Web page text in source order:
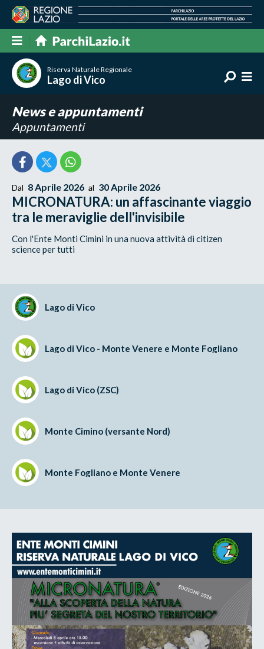
Riserva Naturale Regionale
Lago di Vico
News e appuntamenti
Appuntamenti
Dal 8 Aprile 2026 al 30 Aprile 2026
MICRONATURA: un affascinante viaggio
tra le meraviglie dell'invisibile
Con l'Ente Monti Cimini in una nuova attività di citizen
science per tutti
Lago di Vico
Lago di Vico - Monte Venere e Monte Fogliano
Lago di Vico (ZSC)
Monte Cimino (versante Nord)
Monte Fogliano e Monte Venere